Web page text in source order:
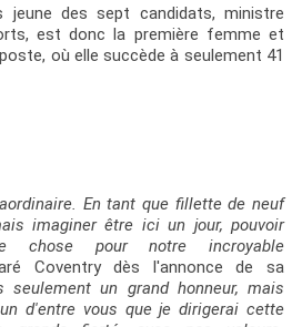
jeune des sept candidats, ministre
est donc la première femme et
où elle succède à seulement 41
En tant que fillette de neuf
imaginer être ici un jour, pouvoir
chose pour notre incroyable
Coventry dès l'annonce de sa
seulement un grand honneur, mais
d'entre vous que je dirigerai cette